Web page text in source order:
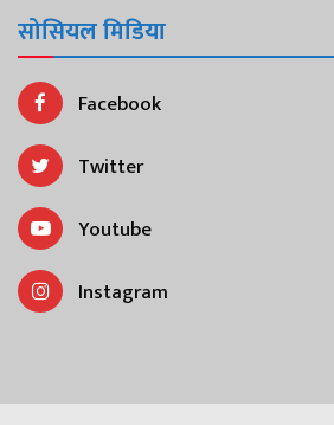
सोसियल मिडिया
Facebook
Twitter
Youtube
Instagram